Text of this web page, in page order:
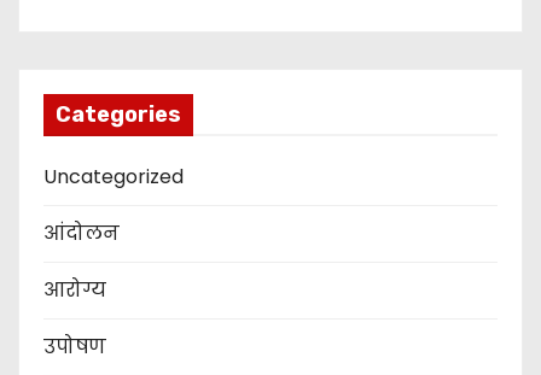
Categories
Uncategorized
आंदोलन
आरोग्य
उपोषण